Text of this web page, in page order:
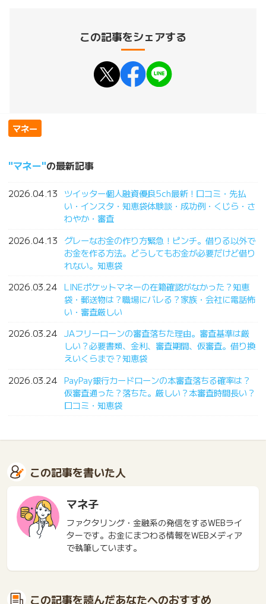
この記事をシェアする
マネー
マネー の最新記事
2026.04.13
ツイッター個人融資優良5ch最新！口コミ・先払
い・インスタ・知恵袋体験談・成功例・くじら・さ
わやか・審査
2026.04.13
グレーなお金の作り方緊急！ピンチ。借りる以外で
お金を作る方法。どうしてもお金が必要だけど借り
れない。知恵袋
2026.03.24 LINEポケットマネーの在籍確認がなかった？知恵
袋・郵送物は？職場にバレる？家族・会社に電話怖
い・審査厳しい
2026.03.24 JAフリーローンの審査落ちた理由。審査基準は厳
しい？必要書類、金利、審査期間、仮審査。借り換
えいくらまで？知恵袋
2026.03.24 PayPay銀行カードローンの本審査落ちる確率は？
仮審査通った？落ちた。厳しい？本審査時間長い？
口コミ・知恵袋
この記事を書いた人
マネ子
ファクタリング・金融系の発信をするWEBライ
ターです。お金にまつわる情報をWEBメディア
で執筆しています。
この記事を読んだあなたへのおすすめ